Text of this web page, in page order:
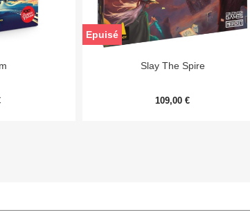
Aperçu rapide
Slay The Spire
109,00 €
Epuisé